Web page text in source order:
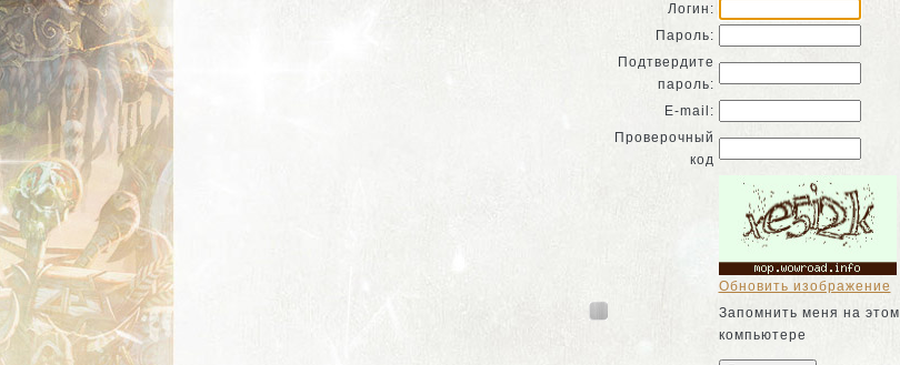
Логин:
Пароль:
Подтвердите
пароль:
E-mail:
Проверочный
код
Обновить изображение
Запомнить меня на этом
компьютере